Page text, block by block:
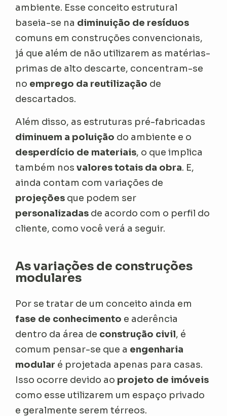
ambiente. Esse conceito estrutural
baseia-se na diminuição de resíduos
comuns em construções convencionais,
já que além de não utilizarem as matérias-
primas de alto descarte, concentram-se
no emprego da reutilização de
descartados.
Além disso, as estruturas pré-fabricadas
diminuem a poluição do ambiente e o
desperdício de materiais, o que implica
também nos valores totais da obra. E,
ainda contam com variações de
projeções que podem ser
personalizadas de acordo com o perfil do
cliente, como você verá a seguir.
As variações de construções
modulares
Por se tratar de um conceito ainda em
fase de conhecimento e aderência
dentro da área de construção civil, é
comum pensar-se que a engenharia
modular é projetada apenas para casas.
Isso ocorre devido ao projeto de imóveis
como esse utilizarem um espaço privado
e geralmente serem térreos.